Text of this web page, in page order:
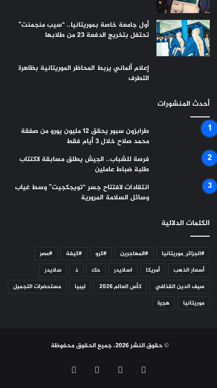
أول جامعة خاصة بموريتانيا.. “سيب منجمنت”
تحتفل بتخريج الدفعة 23 من طلابها
إعلام ألماني يربط المحاظر الموريتانية بظاهرة
التطرف
أحدث المنشورات
طرابزون سبور يحقق 12 مليون يورو من صفقة
محمد صلاح خلال 3 أيام فقط
فرصة للشباب.. الجيش يطلق مسابقة لاكتتاب
طلبة ضباط عاملين
انتقادات لافتتاح جسر “تويجكجيت” وسط غياب
وسائل السلامة المرورية
الكلمات الدلالية
#الجزائر_موريتانيا #المهاجرين #كرو #كيفة
#مصر
أسعار الذهب
أمريكا اسلايدر حك ذ
سلايدر
سيف الدين القذافي
كأس العالم 2026 ليبيا
مستحضرات التجميل
موريتانيا
هجرة
© حقوق النشر 2026، جميع الحقوق محفوظة
فيسبوك يوتيوب